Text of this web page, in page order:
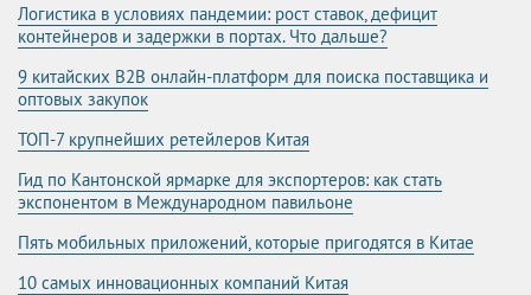
Логистика в условиях пандемии: рост ставок, дефицит
контейнеров и задержки в портах. Что дальше?
9 китайских B2B онлайн-платформ для поиска поставщика и
оптовых закупок
ТОП-7 крупнейших ретейлеров Китая
Гид по Кантонской ярмарке для экспортеров: как стать
экспонентом в Международном павильоне
Пять мобильных приложений, которые пригодятся в Китае
10 самых инновационных компаний Китая